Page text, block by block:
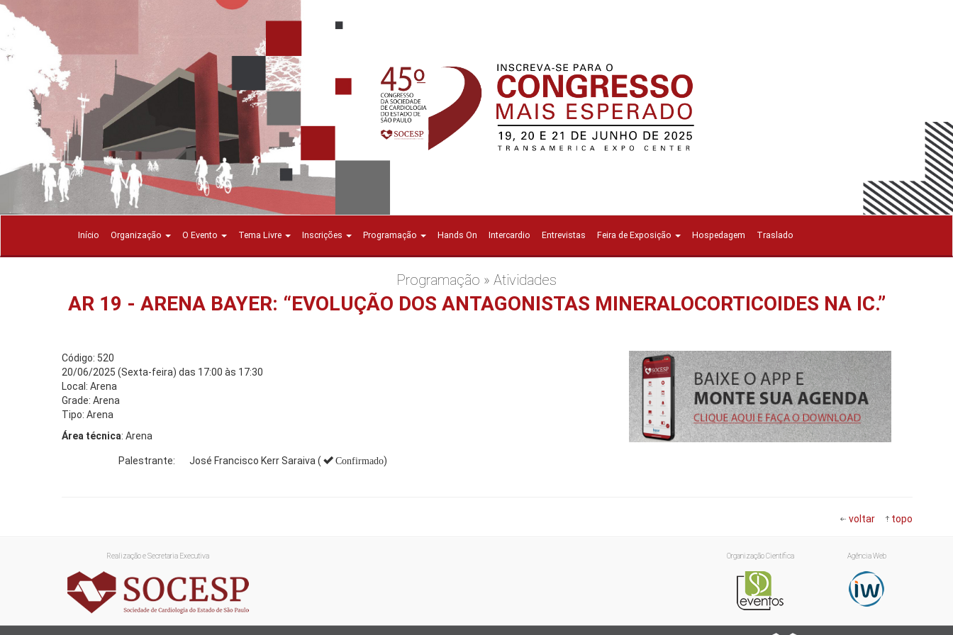
Início Organização O Evento Tema Livre Inscrições Programação Hands On Intercardio Entrevistas Feira de Exposição Hospedagem Traslado
Programação » Atividades
AR 19 - ARENA BAYER: “EVOLUÇÃO DOS ANTAGONISTAS MINERALOCORTICOIDES NA IC.”
Código: 520
20/06/2025 (Sexta-feira) das 17:00 às 17:30
Local: Arena
Grade: Arena
Tipo: Arena
Área técnica: Arena
Palestrante: José Francisco Kerr Saraiva ( Confirmado)
voltar topo
Realização e Secretaria Executiva Organização Científica Agência Web